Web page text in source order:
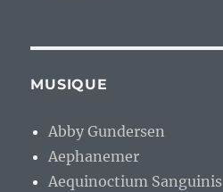
MUSIQUE
Abby Gundersen
Aephanemer
Aequinoctium Sanguinis